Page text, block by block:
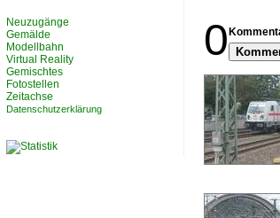
0
Neuzugänge
Gemälde
Modellbahn
Virtual Reality
Gemischtes
Fotostellen
Zeitachse
Datenschutzerklärung